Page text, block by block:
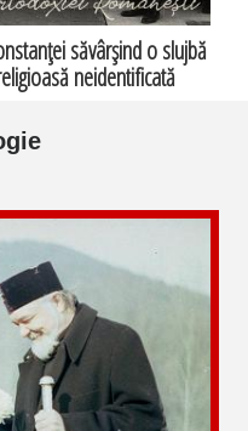
săvârşind o slujbă
neidentificată